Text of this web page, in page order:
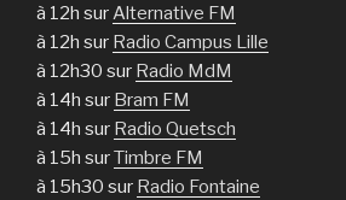
à 12h surAlternative FM
à 12h sur Radio Campus Lille
à 12h30 sur Radio MdM
à 14h sur Bram FM
à 14h sur Radio Quetsch
à 15h surTimbre FM
à 15h30 sur Radio Fontaine